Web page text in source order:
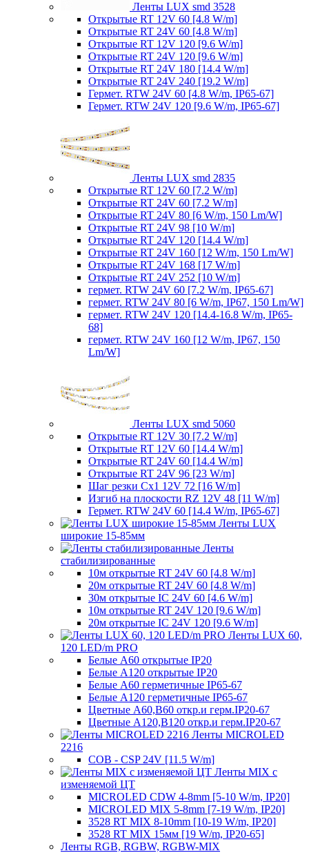
Ленты LUX smd 3528
Открытые RT 12V 60 [4.8 W/m]
Открытые RT 24V 60 [4.8 W/m]
Открытые RT 12V 120 [9.6 W/m]
Открытые RT 24V 120 [9.6 W/m]
Открытые RT 24V 180 [14.4 W/m]
Открытые RT 24V 240 [19.2 W/m]
Гермет. RTW 24V 60 [4.8 W/m, IP65-67]
Гермет. RTW 24V 120 [9.6 W/m, IP65-67]
Ленты LUX smd 2835
Открытые RT 12V 60 [7.2 W/m]
Открытые RT 24V 60 [7.2 W/m]
Открытые RT 24V 80 [6 W/m, 150 Lm/W]
Открытые RT 24V 98 [10 W/m]
Открытые RT 24V 120 [14.4 W/m]
Открытые RT 24V 160 [12 W/m, 150 Lm/W]
Открытые RT 24V 168 [17 W/m]
Открытые RT 24V 252 [10 W/m]
гермет. RTW 24V 60 [7.2 W/m, IP65-67]
гермет. RTW 24V 80 [6 W/m, IP67, 150 Lm/W]
гермет. RTW 24V 120 [14.4-16.8 W/m, IP65-
68]
гермет. RTW 24V 160 [12 W/m, IP67, 150
Lm/W]
Ленты LUX smd 5060
Открытые RT 12V 30 [7.2 W/m]
Открытые RT 12V 60 [14.4 W/m]
Открытые RT 24V 60 [14.4 W/m]
Открытые RT 24V 96 [23 W/m]
Шаг резки Cx1 12V 72 [16 W/m]
Изгиб на плоскости RZ 12V 48 [11 W/m]
Гермет. RTW 24V 60 [14.4 W/m, IP65-67]
Ленты LUX
широкие 15-85мм
Ленты
стабилизированные
10м открытые RT 24V 60 [4.8 W/m]
20м открытые RT 24V 60 [4.8 W/m]
30м открытые IC 24V 60 [4.6 W/m]
10м открытые RT 24V 120 [9.6 W/m]
20м открытые IC 24V 120 [9.6 W/m]
Ленты LUX 60,
120 LED/m PRO
Белые A60 открытые IP20
Белые A120 открытые IP20
Белые A60 герметичные IP65-67
Белые A120 герметичные IP65-67
Цветные A60,B60 откр.и герм.IP20-67
Цветные A120,B120 откр.и герм.IP20-67
Ленты MICROLED
2216
COB - CSP 24V [11.5 W/m]
Ленты MIX с
изменяемой ЦТ
MICROLED CDW 4-8mm [5-10 W/m, IP20]
MICROLED MIX 5-8mm [7-19 W/m, IP20]
3528 RT MIX 8-10mm [10-19 W/m, IP20]
3528 RT MIX 15мм [19 W/m, IP20-65]
Ленты RGB, RGBW, RGBW-MIX